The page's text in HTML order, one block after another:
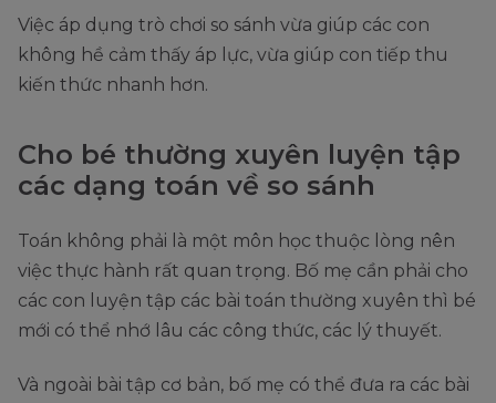
Việc áp dụng trò chơi so sánh vừa giúp các con
không hề cảm thấy áp lực, vừa giúp con tiếp thu
kiến thức nhanh hơn.
Cho bé thường xuyên luyện tập
các dạng toán về so sánh
Toán không phải là một môn học thuộc lòng nên
việc thực hành rất quan trọng. Bố mẹ cần phải cho
các con luyện tập các bài toán thường xuyên thì bé
mới có thể nhớ lâu các công thức, các lý thuyết.
Và ngoài bài tập cơ bản, bố mẹ có thể đưa ra các bài